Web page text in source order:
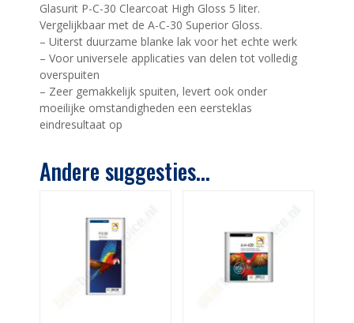
Glasurit P-C-30 Clearcoat High Gloss 5 liter.
Vergelijkbaar met de A-C-30 Superior Gloss.
– Uiterst duurzame blanke lak voor het echte werk
– Voor universele applicaties van delen tot volledig
overspuiten
– Zeer gemakkelijk spuiten, levert ook onder
moeilijke omstandigheden een eersteklas
eindresultaat op
Andere suggesties…